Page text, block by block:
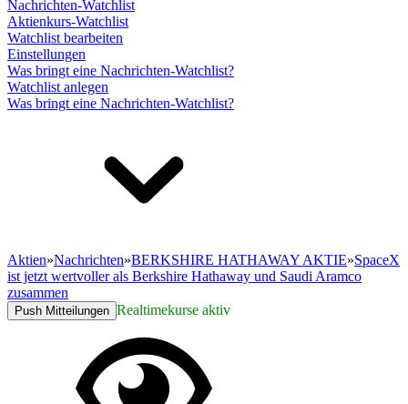
Nachrichten-Watchlist
Aktienkurs-Watchlist
Watchlist bearbeiten
Einstellungen
Was bringt eine Nachrichten-Watchlist?
Watchlist anlegen
Was bringt eine Nachrichten-Watchlist?
Aktien»Nachrichten»BERKSHIRE HATHAWAY AKTIE»SpaceX
ist jetzt wertvoller als Berkshire Hathaway und Saudi Aramco
zusammen
Push Mitteilungen Realtimekurse aktiv